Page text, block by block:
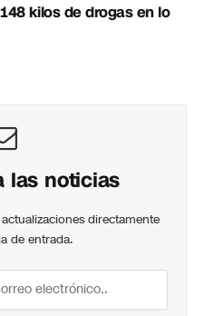
kilos de drogas en lo
las noticias
directamente
de entrada.